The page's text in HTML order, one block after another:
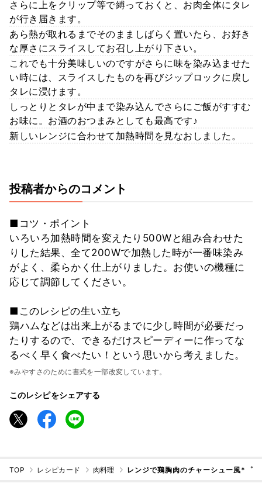
さらに上をクリップ等で縛っておくと、お肉全体にタレ
が行き届きます。
あら熱が取れるまでそのまましばらく置いたら、お好き
な厚さにスライスしてお召し上がり下さい。
これでも十分美味しいのですがさらに味を染み込ませた
い時には、スライスしたものを再びジップロックに戻し
タレに浸けます。
しっとりとタレが中まで染み込んでさらにご飯がすすむ
お味に。お酒のおつまみとしても最高です♪
新しいレンジに合わせて加熱時間を見なおしました。
投稿者からのコメント
■コツ・ポイント
いろいろ加熱時間を変えたり500Wと組み合わせた
りした結果、全て200Wで加熱した時が一番味染み
がよく、柔らかく仕上がりました。お使いの機種に
応じて調節してください。
■このレシピの生い立ち
鶏ハムなどは出来上がるまでに少し時間が必要だっ
たりするので、できるだけスピーディーに作ってな
るべく早く食べたい！という思いから考えました。
※みやすさのために書式を一部改変しています。
このレシピをシェアする
TOP レシピカード 肉料理 レンジで鶏胸肉のチャーシュー風*゜